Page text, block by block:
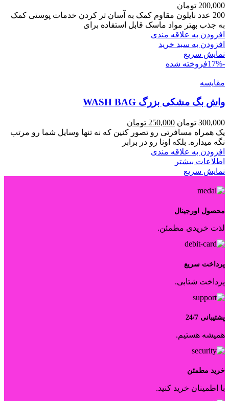
200,000 تومان
200 عدد نایلون مقاوم کمک به آسان تر کردن خدمات پوستی کمک
به جذب بهتر مواد ماسک قابل استفاده برای
افزودن به علاقه مندی
افزودن به سبد خرید
نمایش سریع
-17%
فروخته شده
مقايسه
واش بگ مشکی بزرگ WASH BAG
300,000 تومان Original
price
was:
300,000 تومان.
250,000 تومان
price
250,000 تومان.
یک همراه مسافرتی رو تصور کنین که نه تنها وسایل شما رو مرتب
نگه میداره. بلکه اونا رو در برابر
افزودن به علاقه مندی
اطلاعات بیشتر
نمایش سریع
محصول اورجینال
لذت خریدی مطمئن.
پرداخت سریع
پرداخت شتابی.
پشتیبانی 24/7
همیشه هستیم.
خرید مطمئن
با اطمینان خرید کنید.